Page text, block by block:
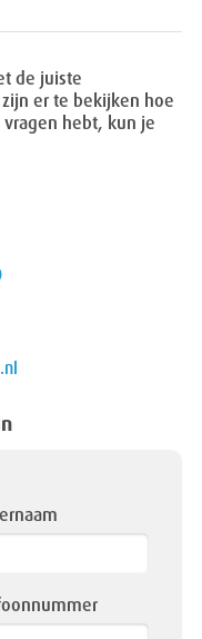
de juiste
er te bekijken hoe
hebt, kun je